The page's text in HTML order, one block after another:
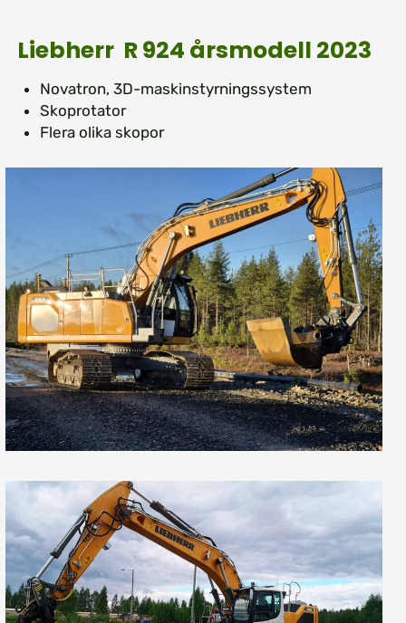
Liebherr R 924 årsmodell 2023
Novatron, 3D-maskinstyrningssystem
Skoprotator
Flera olika skopor